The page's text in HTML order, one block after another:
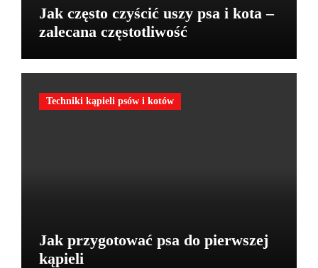
Jak często czyścić uszy psa i kota –
zalecana częstotliwość
Techniki kąpieli psów i kotów
Jak przygotować psa do pierwszej
kąpieli